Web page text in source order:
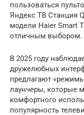
пользоваться
Яндекс ТВ Станция
модели Haier Smart
отличным выбором.
В 2025 году
дружелюбных
предлагают
лаунчеры, которые
комфортного
популярность